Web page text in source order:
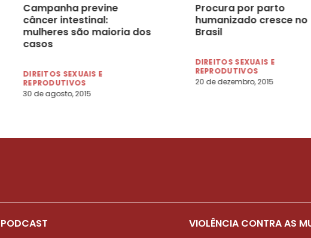
Campanha previne
câncer intestinal:
mulheres são maioria dos
casos
DIREITOS SEXUAIS E
REPRODUTIVOS
30 de agosto, 2015
Procura por parto
humanizado cresce no
Brasil
DIREITOS SEXUAIS E
REPRODUTIVOS
20 de dezembro, 2015
PODCAST
VIOLÊNCIA CONTRA AS